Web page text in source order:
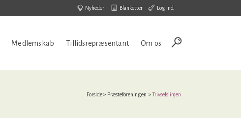
Nyheder Blanketter Log ind
Medlemskab Tillidsrepræsentant Om os
Forside> Præsteforeningen > Trivselslinjen